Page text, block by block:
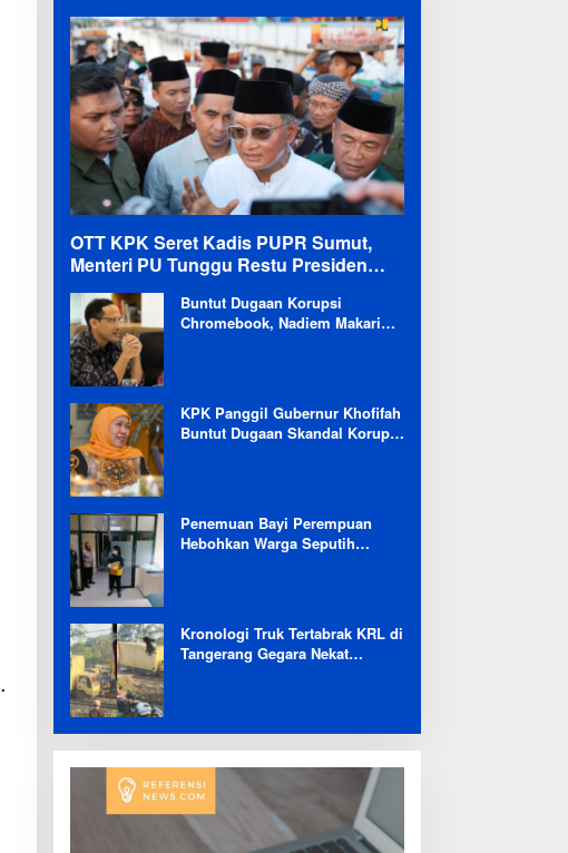
OTT KPK Seret Kadis PUPR Sumut,
Menteri PU Tunggu Restu Presiden
Terkait Kemungkinan Evaluasi Besar
Buntut Dugaan Korupsi
Chromebook, Nadiem Makarim
KPK Panggil Gubernur Khofifah
Buntut Dugaan Skandal Korupsi
Penemuan Bayi Perempuan
Hebohkan Warga Seputih
Kronologi Truk Tertabrak KRL di
Tangerang Gegara Nekat